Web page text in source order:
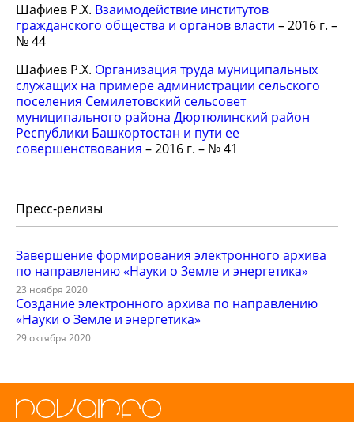
Шафиев Р.Х. Взаимодействие институтов
гражданского общества и органов власти – 2016 г. –
№ 44
Шафиев Р.Х. Организация труда муниципальных
служащих на примере администрации сельского
поселения Семилетовский сельсовет
муниципального района Дюртюлинский район
Республики Башкортостан и пути ее
совершенствования – 2016 г. – № 41
Пресс-релизы
Завершение формирования электронного архива
по направлению «Науки о Земле и энергетика»
23 ноября 2020
Создание электронного архива по направлению
«Науки о Земле и энергетика»
29 октября 2020